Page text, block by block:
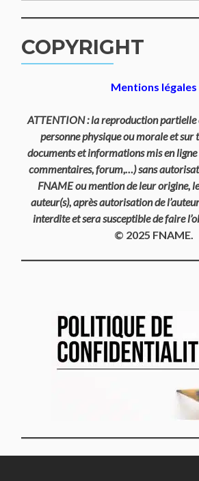
COPYRIGHT
Mentions légales
ATTENTION : la reproduction partielle
personne physique ou morale et sur
documents et informations mis en ligne
commentaires, forum,…) sans
FNAME ou mention de leur origine,
auteur(s), après autorisation de
interdite et sera susceptible de faire
© 2025 FNAME.